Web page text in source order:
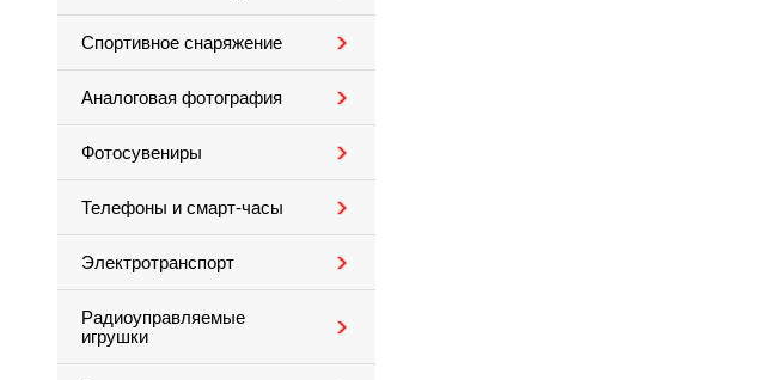
Спортивное снаряжение
Аналоговая фотография
Фотосувениры
Телефоны и смарт-часы
Электротранспорт
Радиоуправляемые
игрушки